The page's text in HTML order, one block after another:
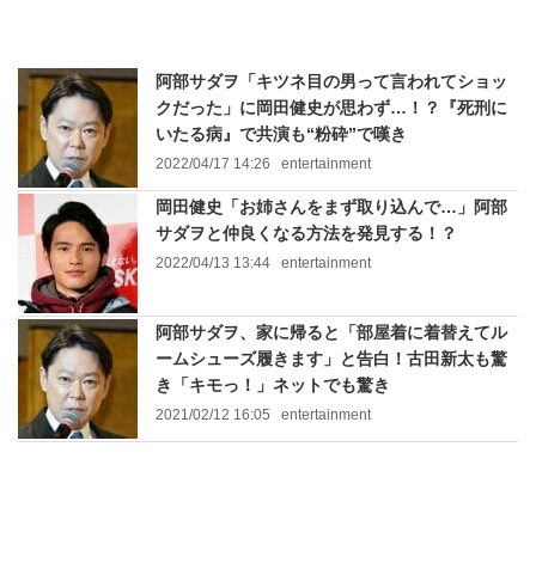
阿部サダヲ「キツネ目の男って言われてショッ
クだった」に岡田健史が思わず…！？『死刑に
いたる病』で共演も“粉砕”で嘆き
2022/04/17 14:26 entertainment
岡田健史「お姉さんをまず取り込んで…」阿部
サダヲと仲良くなる方法を発見する！？
2022/04/13 13:44 entertainment
阿部サダヲ、家に帰ると「部屋着に着替えてル
ームシューズ履きます」と告白！古田新太も驚
き「キモっ！」ネットでも驚き
2021/02/12 16:05 entertainment